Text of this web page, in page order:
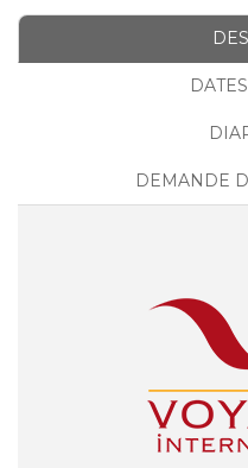
DEMANDE